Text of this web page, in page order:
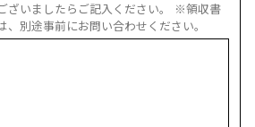
ざいましたらご記入ください。 ※領収書
、別途事前にお問い合わせください。